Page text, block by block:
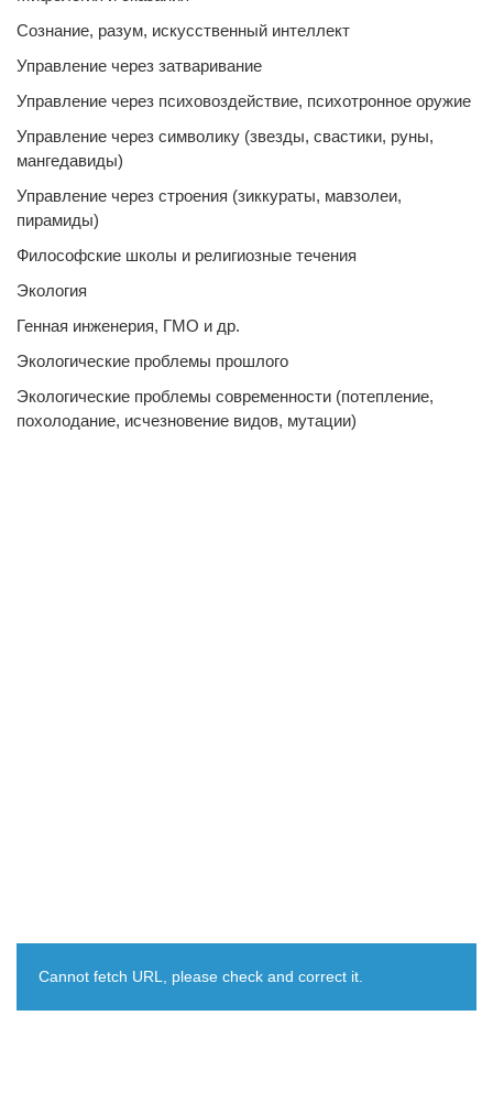
Сознание, разум, искусственный интеллект
Управление через затваривание
Управление через психовоздействие, психотронное оружие
Управление через символику (звезды, свастики, руны,
мангедавиды)
Управление через строения (зиккураты, мавзолеи,
пирамиды)
Философские школы и религиозные течения
Экология
Генная инженерия, ГМО и др.
Экологические проблемы прошлого
Экологические проблемы современности (потепление,
похолодание, исчезновение видов, мутации)
Cannot fetch URL, please check and correct it.